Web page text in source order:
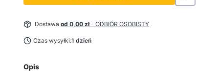
Dostawa od 0,00 zł- ODBIÓR OSOBISTY
Czas wysyłki:1 dzień
Opis